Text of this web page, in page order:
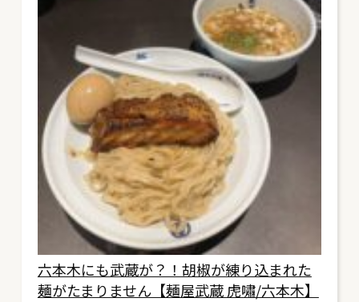
六本木にも武蔵が？！胡椒が練り込まれた
麺がたまりません【麺屋武蔵 虎嘯/六本木】